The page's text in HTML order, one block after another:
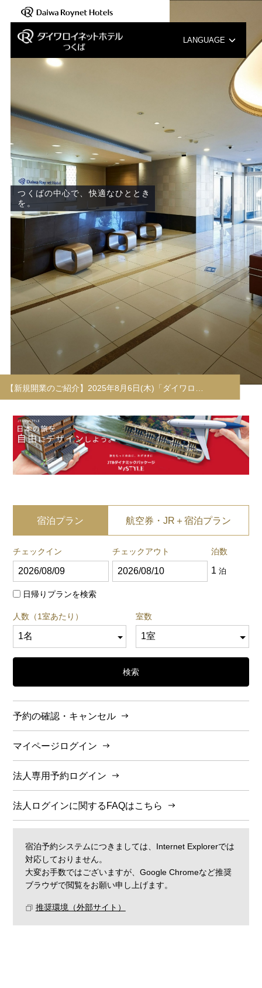
LANGUAGE
한국어
つくばの中心で、快適なひととき
を。
【新規開業のご紹介】2025年8月6日(木)「ダイワロ…
宿泊プラン 航空券・JR＋宿泊プラン
チェックイン チェックアウト 泊数
1 泊
日帰りプランを検索
人数（1室あたり） 室数
検索
予約の確認・キャンセル
マイページログイン
法人専用予約ログイン
法人ログインに関するFAQはこちら
宿泊予約システムにつきましては、Internet Explorerでは
対応しておりません。
大変お手数ではございますが、Google Chromeなど推奨
ブラウザで閲覧をお願い申し上げます。
推奨環境（外部サイト）